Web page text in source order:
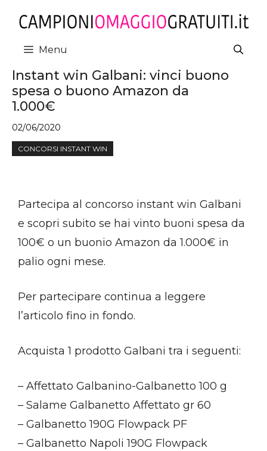
contenuto
Menu
Instant win Galbani: vinci buono
spesa o buono Amazon da
1.000€
02/06/2020
CONCORSI INSTANT WIN
Partecipa al concorso instant win Galbani
e scopri subito se hai vinto buoni spesa da
100€ o un buonio Amazon da 1.000€ in
palio ogni mese.
Per partecipare continua a leggere
l’articolo fino in fondo.
Acquista 1 prodotto Galbani tra i seguenti:
– Affettato Galbanino-Galbanetto 100 g
– Salame Galbanetto Affettato gr 60
– Galbanetto 190G Flowpack PF
– Galbanetto Napoli 190G Flowpack